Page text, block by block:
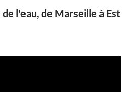
l'eau, de Marseille à Est